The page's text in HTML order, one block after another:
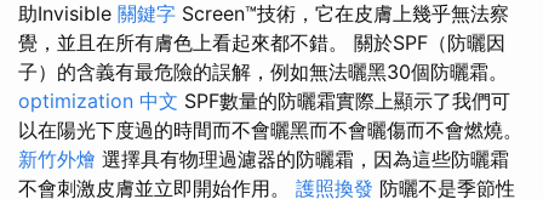
助Invisible 關鍵字 Screen™技術，它在皮膚上幾乎無法察
覺，並且在所有膚色上看起來都不錯。 關於SPF（防曬因
子）的含義有最危險的誤解，例如無法曬黑30個防曬霜。
optimization 中文 SPF數量的防曬霜實際上顯示了我們可
以在陽光下度過的時間而不會曬黑而不會曬傷而不會燃燒。
新竹外燴 選擇具有物理過濾器的防曬霜，因為這些防曬霜
不會刺激皮膚並立即開始作用。 護照換發 防曬不是季節性